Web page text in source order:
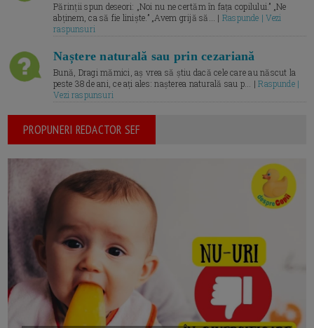
Părinții spun deseori: „Noi nu ne certăm în fața copilului.” „Ne
abținem, ca să fie liniște.” „Avem grijă să... | Raspunde | Vezi
raspunsuri
Naștere naturală sau prin cezariană
Bună, Dragi mămici, aș vrea să știu dacă cele care au născut la
peste 38 de ani, ce ați ales: nașterea naturală sau p... |Raspunde |
Vezi raspunsuri
PROPUNERI REDACTOR SEF